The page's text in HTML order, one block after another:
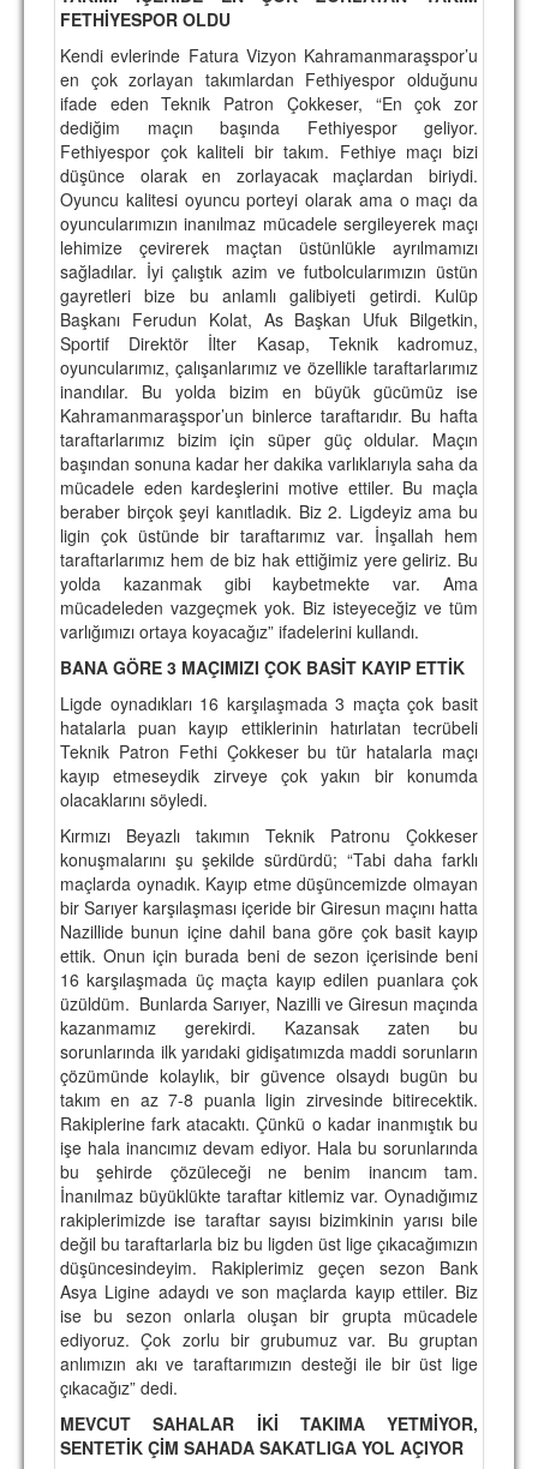
FETHİYESPOR OLDU
Kendi evlerinde Fatura Vizyon Kahramanmaraşspor’u
en çok zorlayan takımlardan Fethiyespor olduğunu
ifade eden Teknik Patron Çokkeser, “En çok zor
dediğim maçın başında Fethiyespor geliyor.
Fethiyespor çok kaliteli bir takım. Fethiye maçı bizi
düşünce olarak en zorlayacak maçlardan biriydi.
Oyuncu kalitesi oyuncu porteyi olarak ama o maçı da
oyuncularımızın inanılmaz mücadele sergileyerek maçı
lehimize çevirerek maçtan üstünlükle ayrılmamızı
sağladılar. İyi çalıştık azim ve futbolcularımızın üstün
gayretleri bize bu anlamlı galibiyeti getirdi. Kulüp
Başkanı Ferudun Kolat, As Başkan Ufuk Bilgetkin,
Sportif Direktör İlter Kasap, Teknik kadromuz,
oyuncularımız, çalışanlarımız ve özellikle taraftarlarımız
inandılar. Bu yolda bizim en büyük gücümüz ise
Kahramanmaraşspor’un binlerce taraftarıdır. Bu hafta
taraftarlarımız bizim için süper güç oldular. Maçın
başından sonuna kadar her dakika varlıklarıyla saha da
mücadele eden kardeşlerini motive ettiler. Bu maçla
beraber birçok şeyi kanıtladık. Biz 2. Ligdeyiz ama bu
ligin çok üstünde bir taraftarımız var. İnşallah hem
taraftarlarımız hem de biz hak ettiğimiz yere geliriz. Bu
yolda kazanmak gibi kaybetmekte var. Ama
mücadeleden vazgeçmek yok. Biz isteyeceğiz ve tüm
varlığımızı ortaya koyacağız” ifadelerini kullandı.
BANA GÖRE 3 MAÇIMIZI ÇOK BASİT KAYIP ETTİK
Ligde oynadıkları 16 karşılaşmada 3 maçta çok basit
hatalarla puan kayıp ettiklerinin hatırlatan tecrübeli
Teknik Patron Fethi Çokkeser bu tür hatalarla maçı
kayıp etmeseydik zirveye çok yakın bir konumda
olacaklarını söyledi.
Kırmızı Beyazlı takımın Teknik Patronu Çokkeser
konuşmalarını şu şekilde sürdürdü; “Tabi daha farklı
maçlarda oynadık. Kayıp etme düşüncemizde olmayan
bir Sarıyer karşılaşması içeride bir Giresun maçını hatta
Nazillide bunun içine dahil bana göre çok basit kayıp
ettik. Onun için burada beni de sezon içerisinde beni
16 karşılaşmada üç maçta kayıp edilen puanlara çok
üzüldüm. Bunlarda Sarıyer, Nazilli ve Giresun maçında
kazanmamız gerekirdi. Kazansak zaten bu
sorunlarında ilk yarıdaki gidişatımızda maddi sorunların
çözümünde kolaylık, bir güvence olsaydı bugün bu
takım en az 7-8 puanla ligin zirvesinde bitirecektik.
Rakiplerine fark atacaktı. Çünkü o kadar inanmıştık bu
işe hala inancımız devam ediyor. Hala bu sorunlarında
bu şehirde çözüleceği ne benim inancım tam.
İnanılmaz büyüklükte taraftar kitlemiz var. Oynadığımız
rakiplerimizde ise taraftar sayısı bizimkinin yarısı bile
değil bu taraftarlarla biz bu ligden üst lige çıkacağımızın
düşüncesindeyim. Rakiplerimiz geçen sezon Bank
Asya Ligine adaydı ve son maçlarda kayıp ettiler. Biz
ise bu sezon onlarla oluşan bir grupta mücadele
ediyoruz. Çok zorlu bir grubumuz var. Bu gruptan
anlımızın akı ve taraftarımızın desteği ile bir üst lige
çıkacağız” dedi.
MEVCUT SAHALAR İKİ TAKIMA YETMİYOR,
SENTETİK ÇİM SAHADA SAKATLIGA YOL AÇIYOR